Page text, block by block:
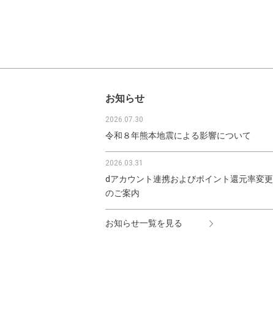
お知らせ
2026.07.30
令和８年熊本地震による影響について
2026.03.31
dアカウント連携およびポイント還元率変更
のご案内
お知らせ一覧を見る